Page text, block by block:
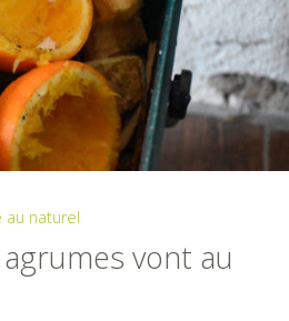
au naturel
vont au